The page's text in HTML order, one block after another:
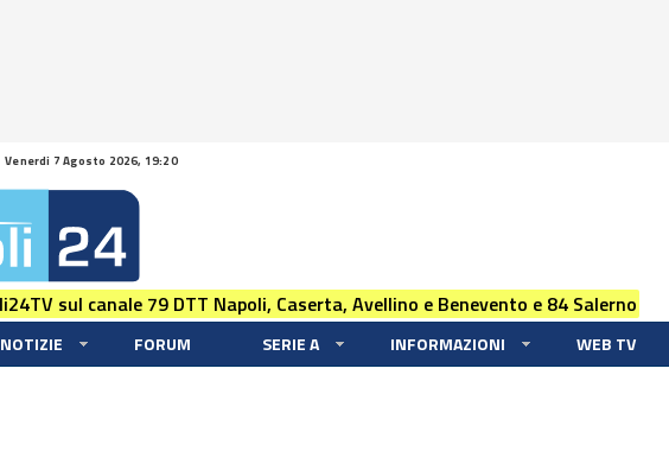
Venerdi 7 Agosto 2026, 19:20
sul canale 79 DTT Napoli, Caserta, Avellino e Benevento e 84 Salerno
NOTIZIE FORUM SERIE A INFORMAZIONI WEB TV